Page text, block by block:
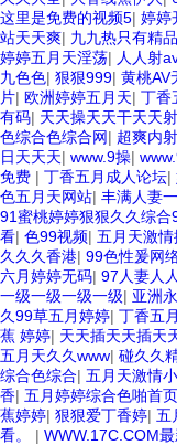
这里是免费的视频5| 婷婷
站天天爽| 九九热只有精品
婷婷五月天淫荡| 人人射
九色色| 狠狠999| 黄桃AV
片| 欧洲婷婷五月天| 丁香
有码| 天天操天天干天天射
色综合色综合网| 超爽内射
日天天天| www.9操|
免费 | 丁香五月成人论坛|
色五月天网站| 丰满人妻
91蜜桃婷婷狠狠久久综合
看| 色99视频| 五月天激情
久久久香港| 99色性爰网
六月婷婷无码| 97人妻人人
一级一级一级一级| 亚洲
久99草五月婷婷| 丁香五
蕉 婷婷| 天天插天天插天
五月天久久www| 碰久久
综合色综合| 五月天激情
香| 五月婷婷综合色啪首页
蕉婷婷| 狠狠爱丁香婷| 五
看。 | WWW.17C.COM